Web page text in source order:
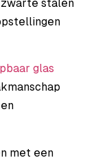
zwarte stalen
glas
met een